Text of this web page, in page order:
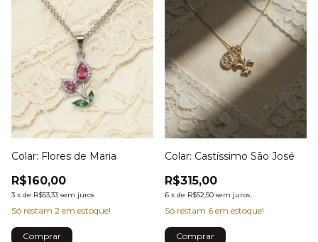
Colar: Flores de Maria
R$160,00
3 x de R$53,33 sem juros
Só restam 2 em estoque!
Colar: Castíssimo São José
R$315,00
6 x de R$52,50 sem juros
Só restam 6 em estoque!